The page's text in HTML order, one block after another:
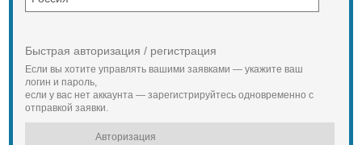
Быстрая авторизация / регистрация
Если вы хотите управлять вашими заявками — укажите ваш
логин и пароль,
если у вас нет аккаунта — зарегистрируйтесь одновременно с
отправкой заявки.
Авторизация